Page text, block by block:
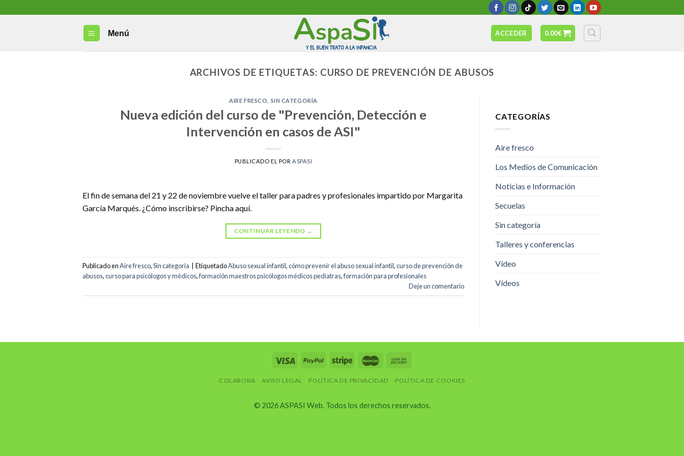
Menú ACCEDER 0.00€
ARCHIVOS DE ETIQUETAS: CURSO DE PREVENCIÓN DE ABUSOS
AIRE FRESCO SIN CATEGORÍA
Nueva edición del curso de "Prevención, Detección e
Intervención en casos de ASI"
PUBLICADO EL PORASPASI
El fin de semana del 21 y 22 de noviembre vuelve el taller para padres y profesionales impartido por Margarita
García Marqués. ¿Cómo inscribirse? Pincha aquí.
CONTINUAR LEYENDO →
Publicado enAire fresco,Sin categoría EtiquetadoAbuso sexual infantil,cómo prevenir el abuso sexual infantil,curso de prevención de
abusos,curso para psicólogos y médicos,formación maestros psicólogos médicos pediatras,formación para profesionales
Deje un comentario
CATEGORÍAS
Aire fresco
Los Medios de Comunicación
Noticias e Información
Secuelas
Sin categoría
Talleres y conferencias
Vídeo
Vídeos
COLABORA AVISO LEGAL POLÍTICA DE PRIVACIDAD POLÍTICA DE COOKIES
© 2026 ASPASI Web. Todos los derechos reservados.